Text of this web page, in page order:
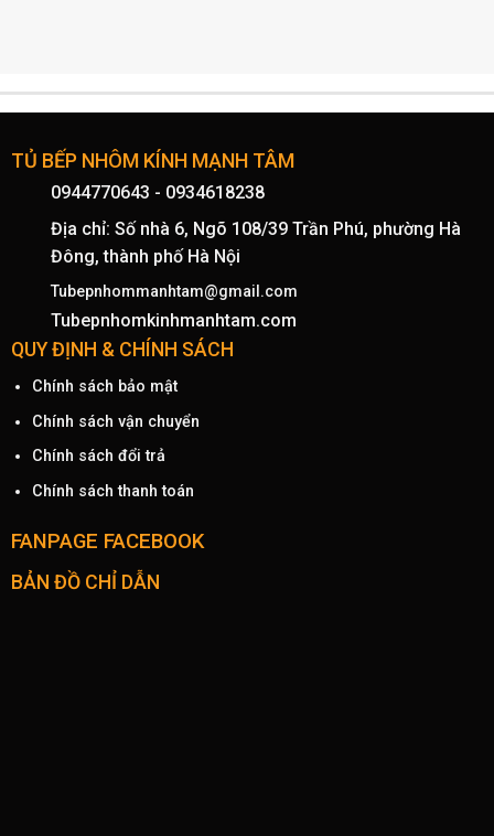
TỦ BẾP NHÔM KÍNH MẠNH TÂM
0944770643 - 0934618238
Địa chỉ: Số nhà 6, Ngõ 108/39 Trần Phú, phường Hà
Đông, thành phố Hà Nội
Tubepnhommanhtam@gmail.com
Tubepnhomkinhmanhtam.com
QUY ĐỊNH & CHÍNH SÁCH
Chính sách bảo mật
Chính sách vận chuyển
Chính sách đổi trả
Chính sách thanh toán
FANPAGE FACEBOOK
BẢN ĐỒ CHỈ DẪN